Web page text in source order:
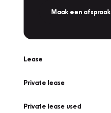
Maak een afspraak
Lease
Private lease
Private lease used